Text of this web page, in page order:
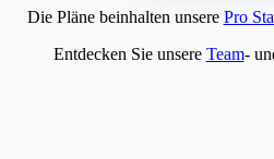
Die Pläne beinhalten unsere Pro
Entdecken Sie unsere Team-